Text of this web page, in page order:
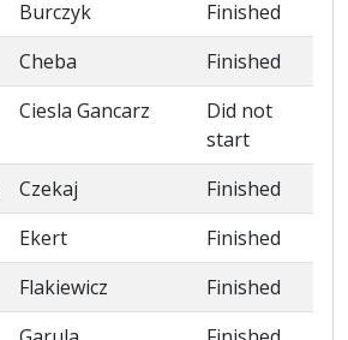
Burczyk
Finished
Cheba
Finished
Ciesla Gancarz
Did not
start
Czekaj
Finished
Ekert
Finished
Flakiewicz
Finished